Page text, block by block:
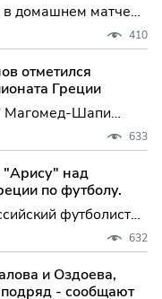
домашнем матче
футболу. Дерби,
410
отметился
Греции
Магомед-Шапи
и помог
в матче 14-го
...
633
"Арису" над
по футболу.
футболист
"Левадиакос" в
Греции.
632
и Оздоева,
- сообщают